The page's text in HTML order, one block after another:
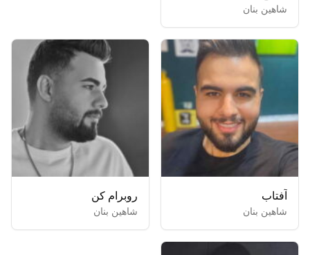
شاهین بنان
آفتاب
شاهین بنان
روبرام کن
شاهین بنان